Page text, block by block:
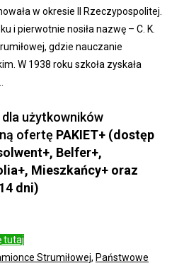
w okresie II Rzeczypospolitej.
i pierwotnie nosiła nazwę – C. K.
gdzie nauczanie
W 1938 roku szkoła zyskała
użytkowników
ofertę PAKIET+ (dostęp
Belfer+,
Mieszkańcy+ oraz
dni)
tutaj
Strumiłowej, Państwowe